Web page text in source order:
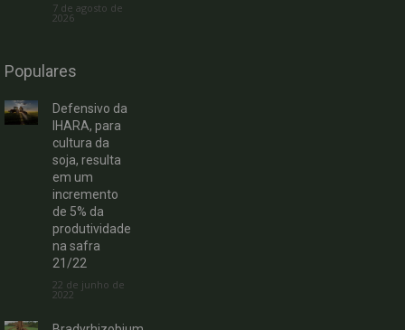
7 de agosto de
2026
Populares
Defensivo da
IHARA, para
cultura da
soja, resulta
em um
incremento
de 5% da
produtividade
na safra
21/22
22 de junho de
2022